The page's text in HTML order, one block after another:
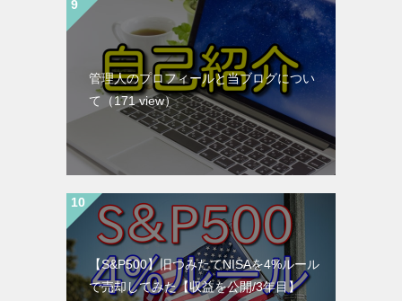
管理人のプロフィールと当ブログについ
て
（171 view）
【S&P500】旧つみたてNISAを4%ルール
で売却してみた【収益を公開/3年目】